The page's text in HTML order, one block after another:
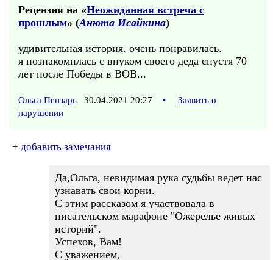
Рецензия на «Неожиданная встреча с
прошлым» (Анюта Исайкина)
удивительная история. очень понравилась.
я познакомилась с внуком своего деда спустя 70
лет после Победы в ВОВ...
Ольга Пензарь 30.04.2021 20:27 •
Заявить о
нарушении
+ добавить замечания
Да,Ольга, невидимая рука судьбы ведет нас
узнавать свои корни.
С этим рассказом я участвовала в
писательском марафоне "Ожерелье живых
историй".
Успехов, Вам!
С уважением,